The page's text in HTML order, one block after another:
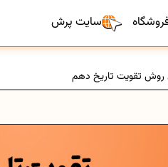
سایت پرش
روش تقویت تاریخ دهم